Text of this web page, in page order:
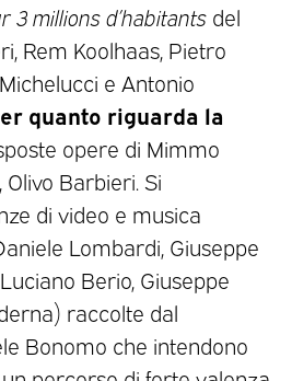
3 millions d’habitants del
Rem Koolhaas, Pietro
e Antonio
quanto riguarda la
opere di Mimmo
Barbieri. Si
di video e musica
Lombardi, Giuseppe
Berio, Giuseppe
raccolte dal
Bonomo che intendono